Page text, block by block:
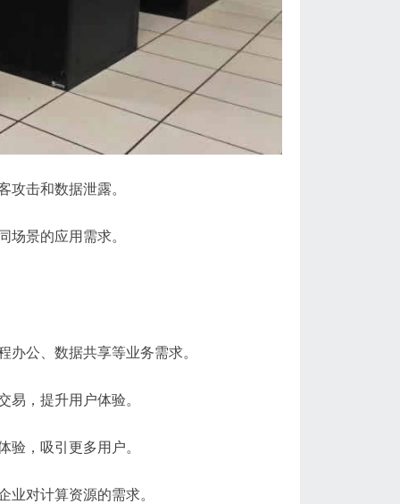
攻击和数据泄露。
场景的应用需求。
公、数据共享等业务需求。
易，提升用户体验。
验，吸引更多用户。
业对计算资源的需求。